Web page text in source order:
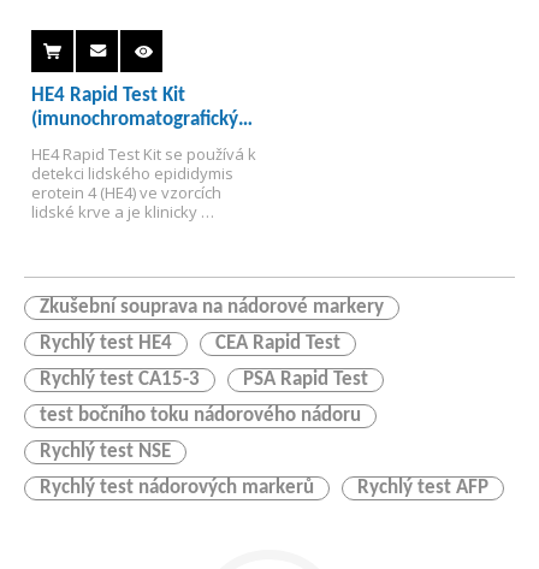
HE4 Rapid Test Kit
(imunochromatografický
HE4 Rapid Test Kit se používá k
detekci lidského epididymis
erotein 4 (HE4) ve vzorcích
lidské krve a je klinicky
Zkušební souprava na nádorové markery
Rychlý test HE4
CEA Rapid Test
Rychlý test CA15-3
PSA Rapid Test
test bočního toku nádorového nádoru
Rychlý test NSE
Rychlý test nádorových markerů
Rychlý test AFP